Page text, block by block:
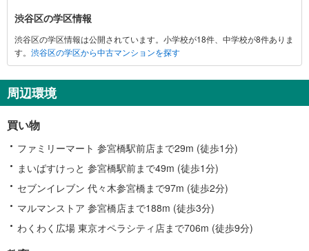
渋谷区の学区情報
渋谷区の学区情報は公開されています。小学校が18件、中学校が8件ありま
す。 渋谷区の学区から中古マンションを探す
周辺環境
買い物
ファミリーマート 参宮橋駅前店まで29m (徒歩1分)
まいばすけっと 参宮橋駅前まで49m (徒歩1分)
セブンイレブン 代々木参宮橋まで97m (徒歩2分)
マルマンストア 参宮橋店まで188m (徒歩3分)
わくわく広場 東京オペラシティ店まで706m (徒歩9分)